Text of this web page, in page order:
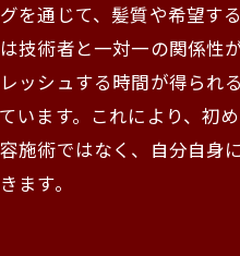
を通じて、髪質や希望す
技術者と一対一の関係性
ッシュする時間が得られ
います。これにより、初
施術ではなく、自分自身
ます。